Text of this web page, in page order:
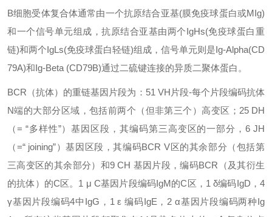
B细胞受体复合体通常由一个抗原结合亚基(膜免疫球蛋白或MIg)
和一个信号单元组成，抗原结合亚基由两个IgHs(免疫球蛋白重
链)和两个IgLs(免疫球蛋白轻链)组成，信号单元则是Ig-Alpha(CD
79A)和Ig-Beta (CD79B)通过二硫键连接的异质二聚体蛋白。
BCR（抗体）的重链基因片段为：51 VH片段-每个片段编码抗体
N端的大部分区域，包括前两个（但非第三个）高变区；25 DH
（= “多样性”）基因区段，其编码第三高变区的一部分，6 JH
（=“ joining”）基因区段，其编码BCR V区的其余部分（包括第
三高变区的其余部分）和9 CH 基因片段，编码BCR（及其衍生
的抗体）的C区。1 μ C基因片段编码IgM的C区，1 δ编码IgD，4
γ基因片段编码4中IgG，1 ε 编码IgE，2 α基因片段编码两种Ig